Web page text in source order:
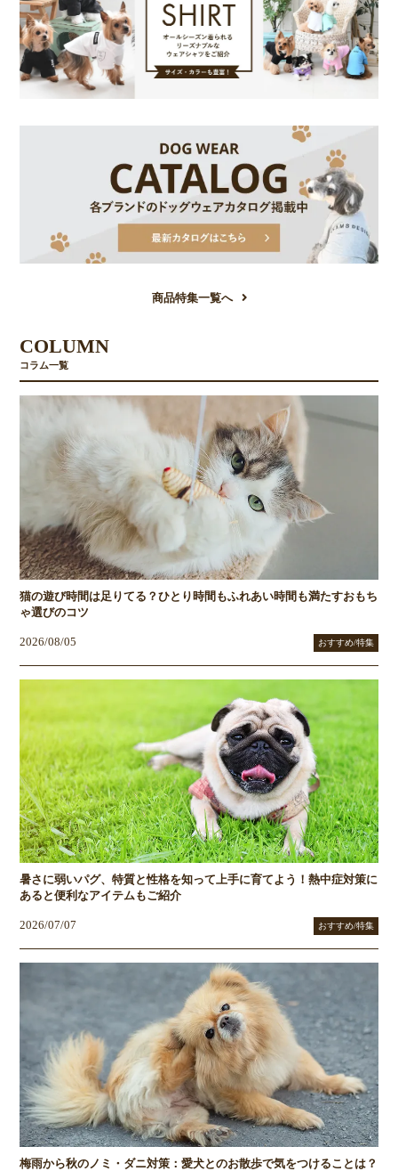
商品特集一覧へ
COLUMN
コラム一覧
猫の遊び時間は足りてる？ひとり時間もふれあい時間も満たすおもち
ゃ選びのコツ
2026/08/05 おすすめ/特集
暑さに弱いパグ、特質と性格を知って上手に育てよう！熱中症対策に
あると便利なアイテムもご紹介
2026/07/07 おすすめ/特集
梅雨から秋のノミ・ダニ対策：愛犬とのお散歩で気をつけることは？